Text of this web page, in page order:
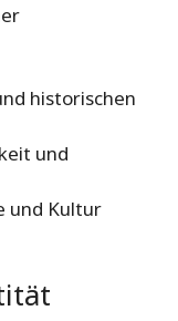
historischen
und
und Kultur